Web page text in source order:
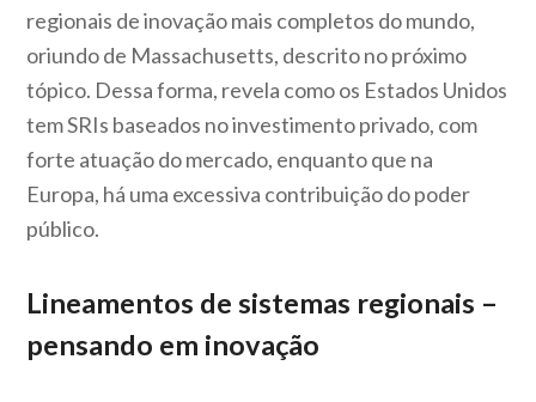
regionais de inovação mais completos do mundo,
oriundo de Massachusetts, descrito no próximo
tópico. Dessa forma, revela como os Estados Unidos
tem SRIs baseados no investimento privado, com
forte atuação do mercado, enquanto que na
Europa, há uma excessiva contribuição do poder
público.
Lineamentos de sistemas regionais –
pensando em inovação